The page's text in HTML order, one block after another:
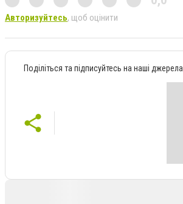
Авторизуйтесь, щоб оцінити
Поділіться та підписуйтесь на наші джерела